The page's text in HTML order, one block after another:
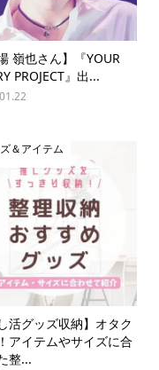
嶺也さん】『YOUR
PROJECT』出...
＆アイテム
活グッズ収納】オタク
アイテムやサイズに合
整...